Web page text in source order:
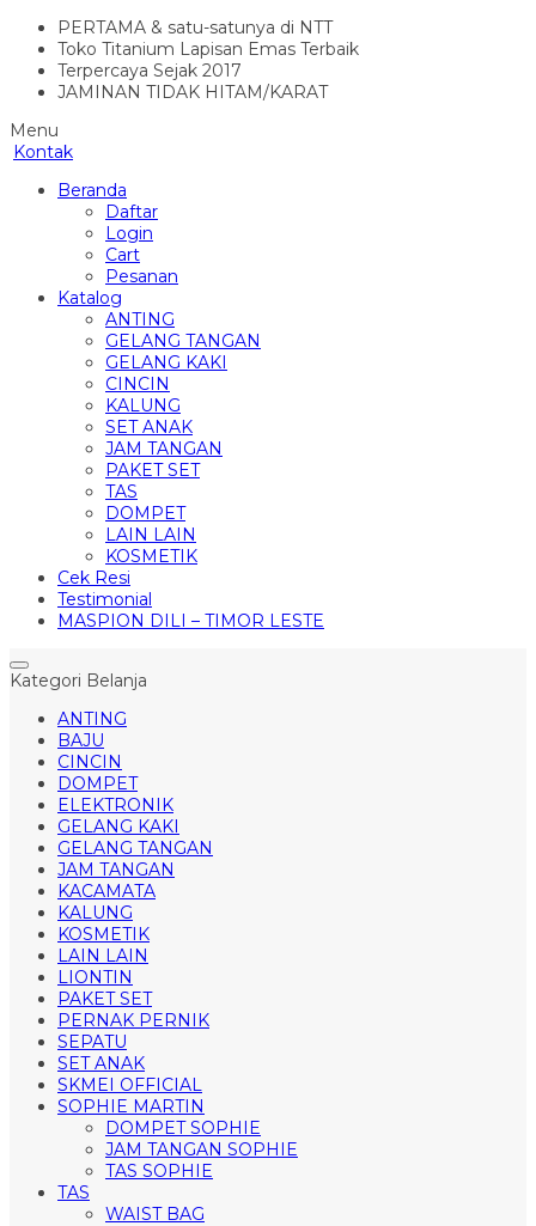
PERTAMA & satu-satunya di NTT
Toko Titanium Lapisan Emas Terbaik
Terpercaya Sejak 2017
JAMINAN TIDAK HITAM/KARAT
Menu
Kontak
Beranda
Daftar
Login
Cart
Pesanan
Katalog
ANTING
GELANG TANGAN
GELANG KAKI
CINCIN
KALUNG
SET ANAK
JAM TANGAN
PAKET SET
TAS
DOMPET
LAIN LAIN
KOSMETIK
Cek Resi
Testimonial
MASPION DILI – TIMOR LESTE
Kategori Belanja
ANTING
BAJU
CINCIN
DOMPET
ELEKTRONIK
GELANG KAKI
GELANG TANGAN
JAM TANGAN
KACAMATA
KALUNG
KOSMETIK
LAIN LAIN
LIONTIN
PAKET SET
PERNAK PERNIK
SEPATU
SET ANAK
SKMEI OFFICIAL
SOPHIE MARTIN
DOMPET SOPHIE
JAM TANGAN SOPHIE
TAS SOPHIE
TAS
WAIST BAG